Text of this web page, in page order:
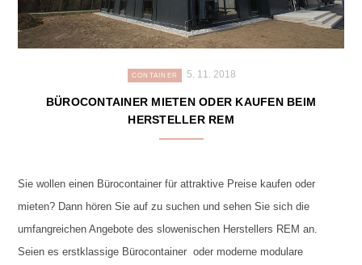
CONTAINER 5. 11. 2018
BÜROCONTAINER MIETEN ODER KAUFEN BEIM
HERSTELLER REM
Sie wollen einen Bürocontainer für attraktive Preise kaufen oder
mieten? Dann hören Sie auf zu suchen und sehen Sie sich die
umfangreichen Angebote des slowenischen Herstellers REM an.
Seien es erstklassige Bürocontainer oder moderne modulare